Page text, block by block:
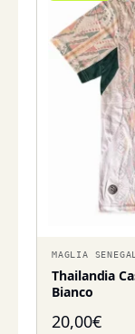
MAGLIA
Thailandia
Bianco
20,00€